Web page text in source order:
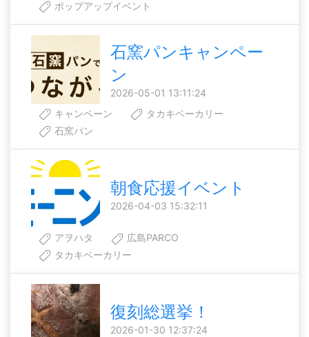
ポップアップイベント
石窯パンキャンペー
ン
2026-05-01 13:11:24
キャンペーン
タカキベーカリー
石窯パン
朝食応援イベント
2026-04-03 15:32:11
アヲハタ
広島PARCO
タカキベーカリー
復刻総選挙！
2026-01-30 12:37:24